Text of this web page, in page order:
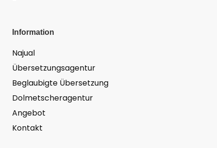
Information
Najual
Übersetzungsagentur
Beglaubigte Übersetzung
Dolmetscheragentur
Angebot
Kontakt